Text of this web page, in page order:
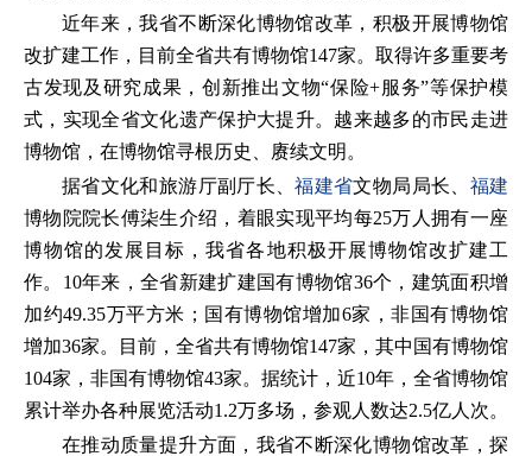
近年来，我省不断深化博物馆改革，积极开展博物馆
改扩建工作，目前全省共有博物馆147家。取得许多重要考
古发现及研究成果，创新推出文物“保险+服务”等保护模
式，实现全省文化遗产保护大提升。越来越多的市民走进
博物馆，在博物馆寻根历史、赓续文明。
据省文化和旅游厅副厅长、福建省文物局局长、 福建
博物院院长傅柒生介绍，着眼实现平均每25万人拥有一座
博物馆的发展目标，我省各地积极开展博物馆改扩建工
作。10年来，全省新建扩建国有博物馆36个，建筑面积增
加约49.35万平方米；国有博物馆增加6家，非国有博物馆
增加36家。目前，全省共有博物馆147家，其中国有博物馆
104家，非国有博物馆43家。据统计，近10年，全省博物馆
累计举办各种展览活动1.2万多场，参观人数达2.5亿人次。
在推动质量提升方面，我省不断深化博物馆改革，探